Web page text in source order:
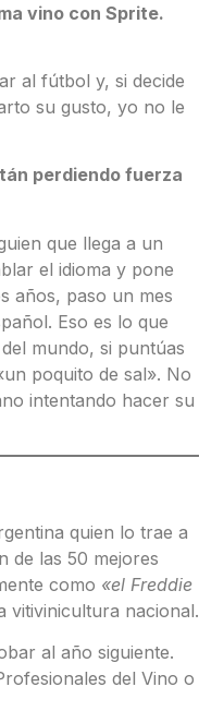
vino con Sprite.
al fútbol y, si decide
su gusto, yo no le
perdiendo fuerza
que llega a un
el idioma y pone
años, paso un mes
Eso es lo que
mundo, si puntúas
poquito de sal». No
intentando hacer su
quien lo trae a
de las 50 mejores
como «el Freddie
vitivinicultura nacional.
al año siguiente.
del Vino o